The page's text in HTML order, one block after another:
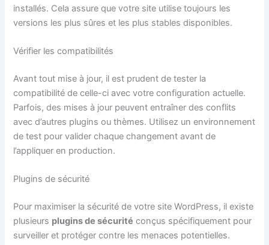
installés. Cela assure que votre site utilise toujours les
versions les plus sûres et les plus stables disponibles.
Vérifier les compatibilités
Avant tout mise à jour, il est prudent de tester la
compatibilité de celle-ci avec votre configuration actuelle.
Parfois, des mises à jour peuvent entraîner des conflits
avec d’autres plugins ou thèmes. Utilisez un environnement
de test pour valider chaque changement avant de
l’appliquer en production.
Plugins de sécurité
Pour maximiser la sécurité de votre site WordPress, il existe
plusieurs plugins de sécurité conçus spécifiquement pour
surveiller et protéger contre les menaces potentielles.